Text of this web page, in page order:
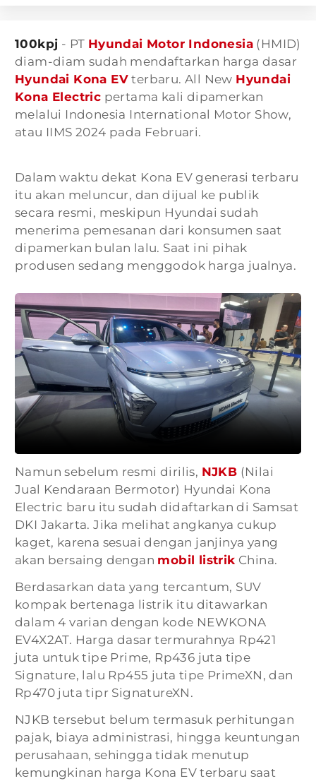
100kpj - PT Hyundai Motor Indonesia (HMID)
diam-diam sudah mendaftarkan harga dasar
Hyundai Kona EV terbaru. All New Hyundai
Kona Electric pertama kali dipamerkan
melalui Indonesia International Motor Show,
atau IIMS 2024 pada Februari.
Dalam waktu dekat Kona EV generasi terbaru
itu akan meluncur, dan dijual ke publik
secara resmi, meskipun Hyundai sudah
menerima pemesanan dari konsumen saat
dipamerkan bulan lalu. Saat ini pihak
produsen sedang menggodok harga jualnya.
Namun sebelum resmi dirilis, NJKB (Nilai
Jual Kendaraan Bermotor) Hyundai Kona
Electric baru itu sudah didaftarkan di Samsat
DKI Jakarta. Jika melihat angkanya cukup
kaget, karena sesuai dengan janjinya yang
akan bersaing dengan mobil listrik China.
Berdasarkan data yang tercantum, SUV
kompak bertenaga listrik itu ditawarkan
dalam 4 varian dengan kode NEWKONA
EV4X2AT. Harga dasar termurahnya Rp421
juta untuk tipe Prime, Rp436 juta tipe
Signature, lalu Rp455 juta tipe PrimeXN, dan
Rp470 juta tipr SignatureXN.
NJKB tersebut belum termasuk perhitungan
pajak, biaya administrasi, hingga keuntungan
perusahaan, sehingga tidak menutup
kemungkinan harga Kona EV terbaru saat